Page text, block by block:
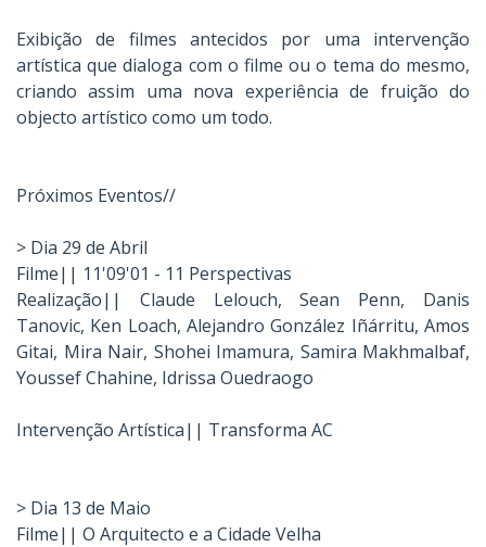
Exibição de filmes antecidos por uma intervenção
artística que dialoga com o filme ou o tema do mesmo,
criando assim uma nova experiência de fruição do
objecto artístico como um todo.
Próximos Eventos//
> Dia 29 de Abril
Filme|| 11'09'01 - 11 Perspectivas
Realização|| Claude Lelouch, Sean Penn, Danis
Tanovic, Ken Loach, Alejandro González Iñárritu, Amos
Gitai, Mira Nair, Shohei Imamura, Samira Makhmalbaf,
Youssef Chahine, Idrissa Ouedraogo
Intervenção Artística|| Transforma AC
> Dia 13 de Maio
Filme|| O Arquitecto e a Cidade Velha